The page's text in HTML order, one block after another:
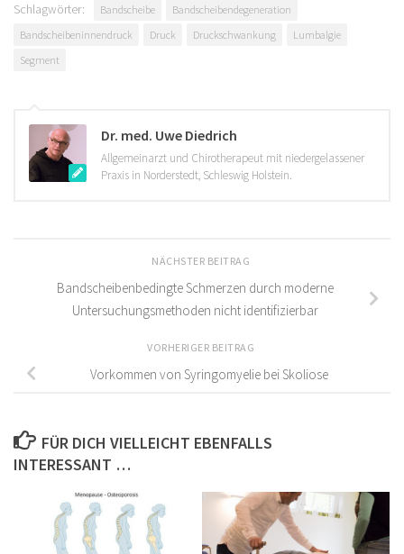
Schlagwörter: Bandscheibe
Bandscheibendegeneration
Bandscheibeninnendruck
Druck Druckschwankung
Lumbalgie
Segment
Dr. med. Uwe Diedrich
Allgemeinarzt und Chirotherapeut mit niedergelassener
Praxis in Norderstedt, Schleswig Holstein.
NÄCHSTER BEITRAG
Bandscheibenbedingte Schmerzen durch moderne
Untersuchungsmethoden nicht identifizierbar
VORHERIGER BEITRAG
Vorkommen von Syringomyelie bei Skoliose
FÜR DICH VIELLEICHT EBENFALLS
INTERESSANT …